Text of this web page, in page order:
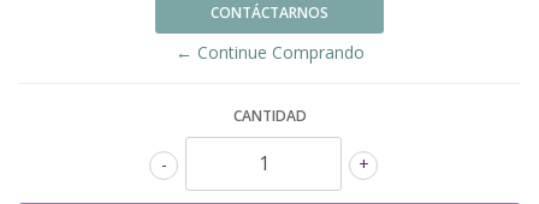
CONTÁCTARNOS
← Continue Comprando
CANTIDAD
+
-